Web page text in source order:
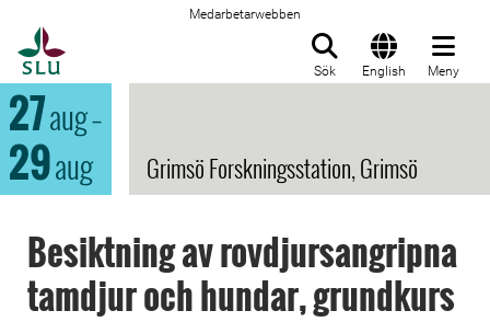
Medarbetarwebben
Sök English Meny
27aug–
29aug Grimsö Forskningsstation, Grimsö
Besiktning av rovdjursangripna
tamdjur och hundar, grundkurs